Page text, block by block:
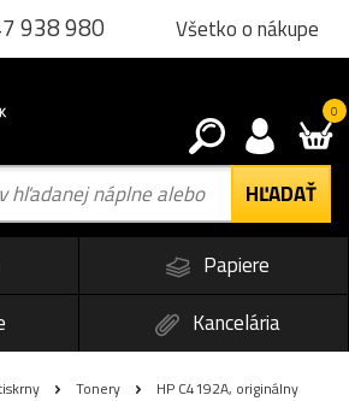
938 980 Všetko o nákupe
0
Papiere
Kancelária
Tonery
HP C4192A, originálny